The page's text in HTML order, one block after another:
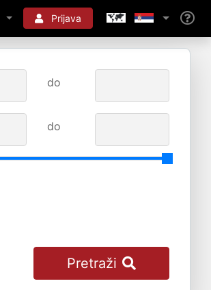
Prijava
do
do
Pretraži